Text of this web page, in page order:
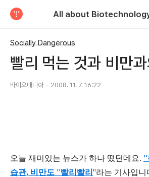
Socially Dangerous
빨리 먹는 것과 비만과
바이오매니아 2008. 11. 7. 16:22
오늘 재미있는 뉴스가 하나 떴던데요. ''
습관, 비만도 ''빨리빨리 ''라는 기사입니